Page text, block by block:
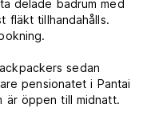
delade badrum med
fläkt tillhandahålls.
sedan
pensionatet i Pantai
är öppen till midnatt.